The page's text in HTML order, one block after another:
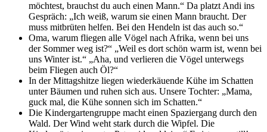
möchtest, brauchst du auch einen Mann.“ Da platzt Andi ins
Gespräch: „Ich weiß, warum sie einen Mann braucht. Der
muss mitbrüten helfen. Bei den Hendeln ist das auch so.“
Oma, warum fliegen alle Vögel nach Afrika, wenn bei uns
der Sommer weg ist?“ „Weil es dort schön warm ist, wenn bei
uns Winter ist.“ „Aha, und verlieren die Vögel unterwegs
beim Fliegen auch Öl?“
In der Mittagshitze liegen wiederkäuende Kühe im Schatten
unter Bäumen und ruhen sich aus. Unsere Tochter: „Mama,
guck mal, die Kühe sonnen sich im Schatten.“
Die Kindergartengruppe macht einen Spaziergang durch den
Wald. Der Wind weht stark durch die Wipfel. Die